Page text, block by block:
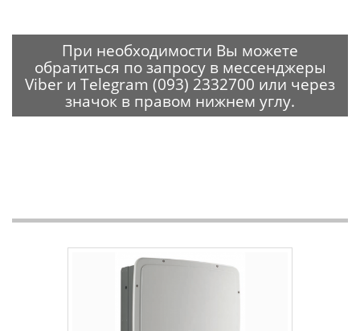
При необходимости Вы можете
обратиться по запросу в мессенджеры
Viber и Telegram (093) 2332700 или через
значок в правом нижнем углу.